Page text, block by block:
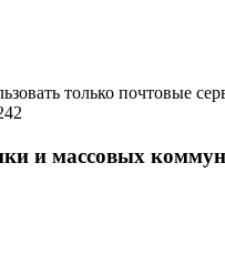
только почтовые
и массовых